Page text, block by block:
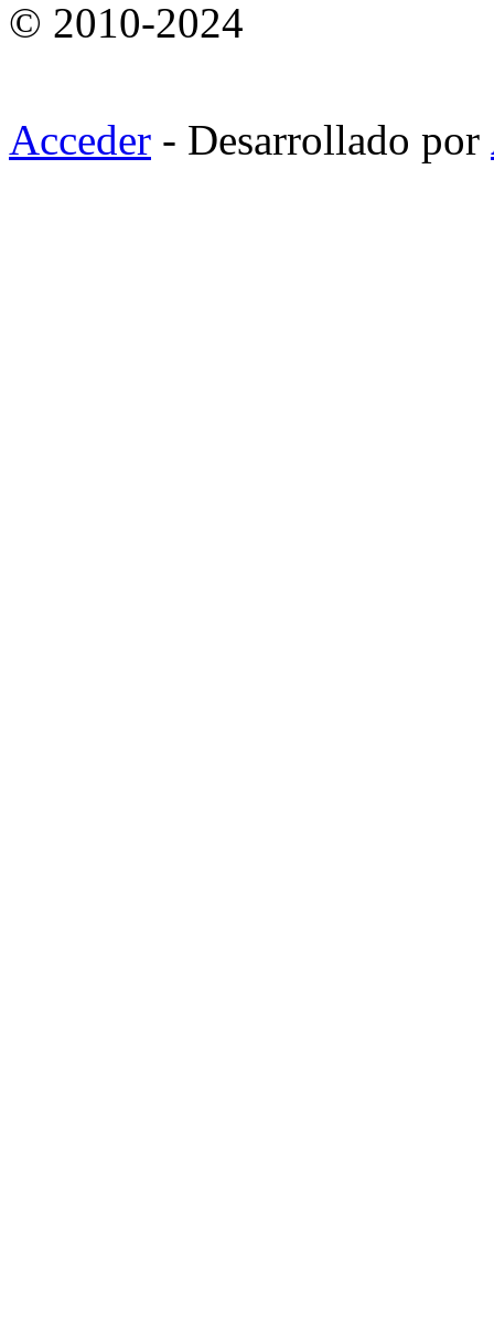
© 2010-2024
Acceder - Desarrollado por